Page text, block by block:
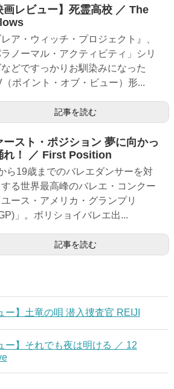
画レビュー】死霊高校 ／ The
レア・ウィッチ・プロジェクト』、
ラノーマル・アクティビティ」シリ
どですっかりお馴染みになった
（ポイント・オブ・ビュー）形...
記事を読む
ースト・ポジション 夢に向かっ
れ！ ／ First Position
ら19歳までのバレエダンサーを対
る世界最高峰のバレエ・コンクー
ユース・アメリカ・グランプリ
」。ボリショイバレエ出...
記事を読む
ー】土竜の唄 潜入捜査官 REIJI
ー】それでも夜は明ける ／ 12